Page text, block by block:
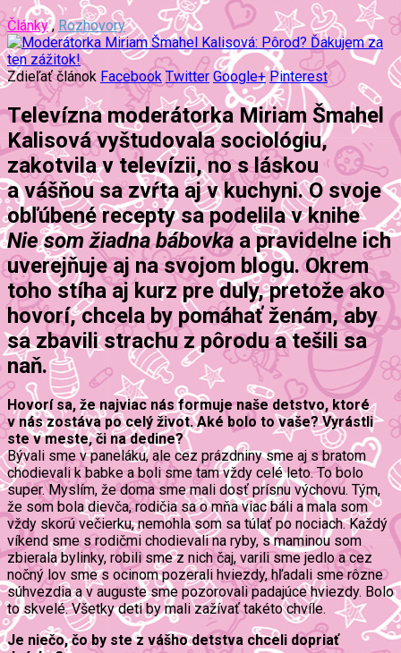
Články, Rozhovory
Zdieľať článok Facebook Twitter Google+ Pinterest
Televízna moderátorka Miriam Šmahel
Kalisová vyštudovala sociológiu,
zakotvila v televízii, no s láskou
a vášňou sa zvŕta aj v kuchyni. O svoje
obľúbené recepty sa podelila v knihe
Nie som žiadna bábovka a pravidelne ich
uverejňuje aj na svojom blogu. Okrem
toho stíha aj kurz pre duly, pretože ako
hovorí, chcela by pomáhať ženám, aby
sa zbavili strachu z pôrodu a tešili sa
naň.
Hovorí sa, že najviac nás formuje naše detstvo, ktoré
v nás zostáva po celý život. Aké bolo to vaše? Vyrástli
ste v meste, či na dedine?
Bývali sme v paneláku, ale cez prázdniny sme aj s bratom
chodievali k babke a boli sme tam vždy celé leto. To bolo
super. Myslím, že doma sme mali dosť prísnu výchovu. Tým,
že som bola dievča, rodičia sa o mňa viac báli a mala som
vždy skorú večierku, nemohla som sa túlať po nociach. Každý
víkend sme s rodičmi chodievali na ryby, s maminou som
zbierala bylinky, robili sme z nich čaj, varili sme jedlo a cez
nočný lov sme s ocinom pozerali hviezdy, hľadali sme rôzne
súhvezdia a v auguste sme pozorovali padajúce hviezdy. Bolo
to skvelé. Všetky deti by mali zažívať takéto chvíle.
Je niečo, čo by ste z vášho detstva chceli dopriať